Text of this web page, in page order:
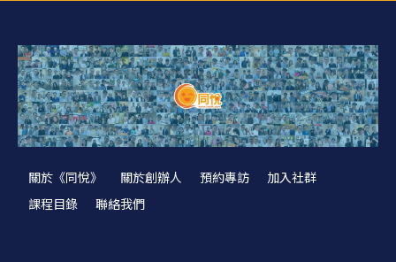
關於《同悅》 關於創辦人 預約專訪
加入社群
課程目錄
聯絡我們